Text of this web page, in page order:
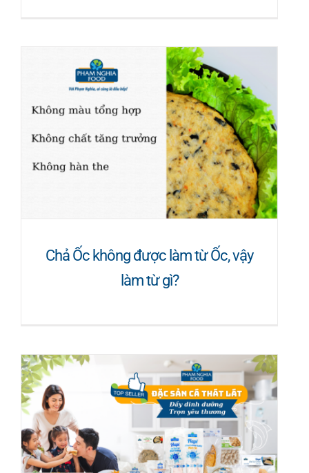
làm từ gì?
Chả Ốc không được làm từ Ốc, vậy
làm từ gì?
PHAM NGHIA FOOD – Sỉ/lẻ các sản
phẩm từ cá thát lát